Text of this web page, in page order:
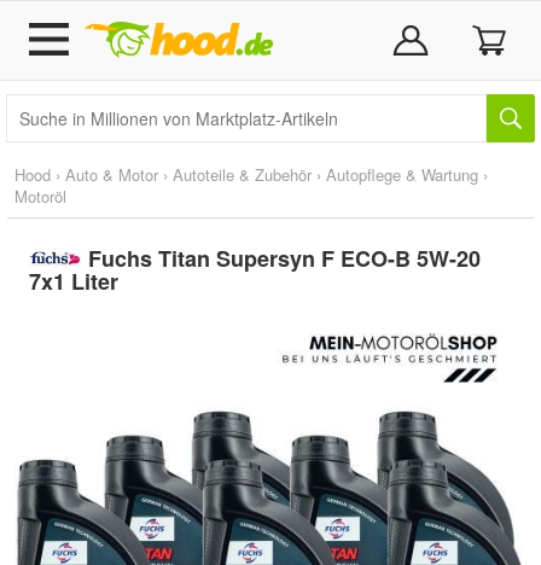
Hood › Auto & Motor › Autoteile & Zubehör › Autopflege & Wartung ›
Motoröl
Fuchs Titan Supersyn F ECO-B 5W-20
7x1 Liter